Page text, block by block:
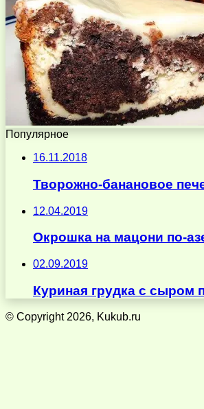
Популярное
16.11.2018
Творожно-банановое
12.04.2019
Окрошка на мацони по-
02.09.2019
Куриная грудка с сыром
© Copyright 2026, Kukub.ru